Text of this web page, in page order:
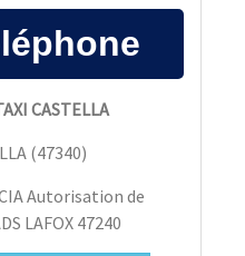
CASTELLA
(47340)
Autorisation de
LAFOX 47240